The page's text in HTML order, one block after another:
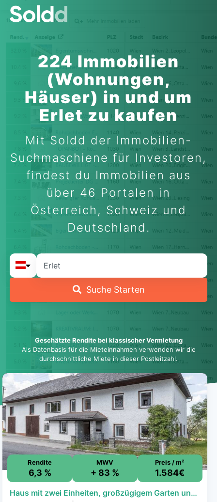
224 Immobilien
(Wohnungen,
Häuser) in und um
Erlet zu kaufen
Mit Soldd der Immobilien-
Suchmaschiene für Investoren,
findest du Immobilien aus
über 46 Portalen in
Österreich, Schweiz und
Deutschland.
Suche Starten
Geschätzte Rendite bei klassischer Vermietung
Als Datenbasis für die Mieteinnahmen verwenden wir die
durchschnittliche Miete in dieser Postleitzahl.
Rendite
6,3 %
MWV
+ 83 %
Preis / m²
1.584€
Haus mit zwei Einheiten, großzügigem Garten und viel Stauraum